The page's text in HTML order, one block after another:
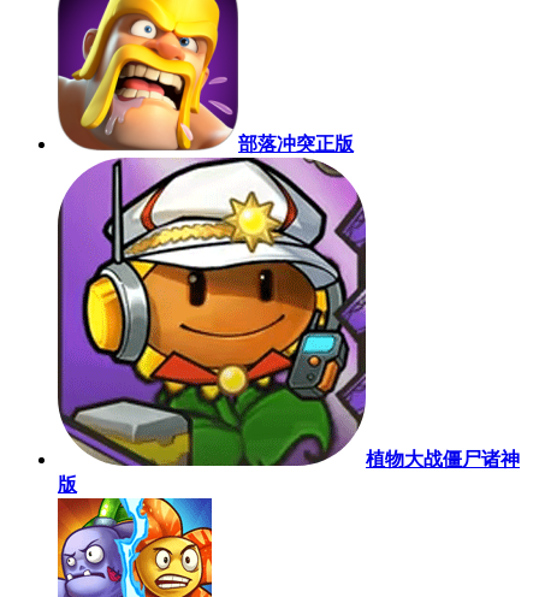
部落冲突正版
植物大战僵尸诸神
版